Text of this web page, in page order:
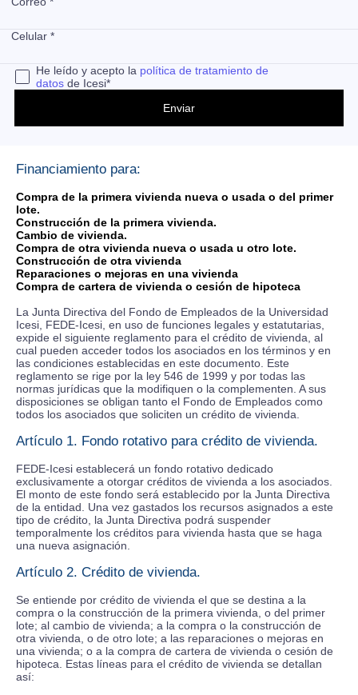
Celular *
He leído y acepto la política de tratamiento de
datosde Icesi*
Financiamiento para:
Compra de la primera vivienda nueva o usada o del primer
lote.
Construcción de la primera vivienda.
Cambio de vivienda.
Compra de otra vivienda nueva o usada u otro lote.
Construcción de otra vivienda
Reparaciones o mejoras en una vivienda
Compra de cartera de vivienda o cesión de hipoteca
La Junta Directiva del Fondo de Empleados de la Universidad
Icesi, FEDE-Icesi, en uso de funciones legales y estatutarias,
expide el siguiente reglamento para el crédito de vivienda, al
cual pueden acceder todos los asociados en los términos y en
las condiciones establecidas en este documento. Este
reglamento se rige por la ley 546 de 1999 y por todas las
normas jurídicas que la modifiquen o la complementen. A sus
disposiciones se obligan tanto el Fondo de Empleados como
todos los asociados que soliciten un crédito de vivienda.
Artículo 1. Fondo rotativo para crédito de vivienda.
FEDE-Icesi establecerá un fondo rotativo dedicado
exclusivamente a otorgar créditos de vivienda a los asociados.
El monto de este fondo será establecido por la Junta Directiva
de la entidad. Una vez gastados los recursos asignados a este
tipo de crédito, la Junta Directiva podrá suspender
temporalmente los créditos para vivienda hasta que se haga
una nueva asignación.
Artículo 2. Crédito de vivienda.
Se entiende por crédito de vivienda el que se destina a la
compra o la construcción de la primera vivienda, o del primer
lote; al cambio de vivienda; a la compra o la construcción de
otra vivienda, o de otro lote; a las reparaciones o mejoras en
una vivienda; o a la compra de cartera de vivienda o cesión de
hipoteca. Estas líneas para el crédito de vivienda se detallan
así: